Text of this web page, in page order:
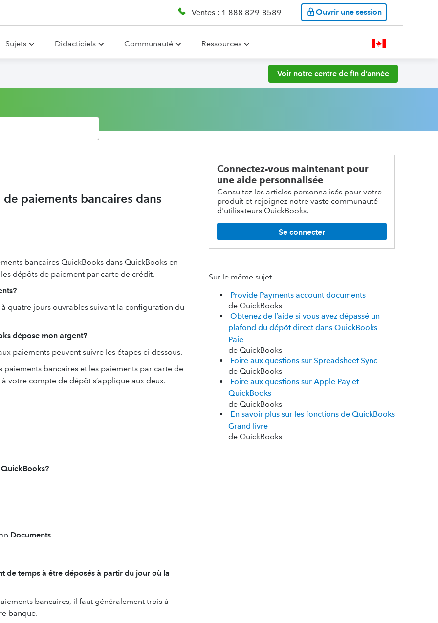
Ventes : 1 888 829-8589 Ouvrir une session
Sujets Didacticiels Communauté Ressources
Voir notre centre de fin d’année
paiements bancaires dans
bancaires QuickBooks dans QuickBooks en
dépôts de paiement par carte de crédit.
quatre jours ouvrables suivant la configuration du
dépose mon argent?
paiements peuvent suivre les étapes ci-dessous.
bancaires et les paiements par carte de
votre compte de dépôt s’applique aux deux.
Documents .
de temps à être déposés à partir du jour où la
bancaires, il faut généralement trois à
banque.
Connectez-vous maintenant pour
une aide personnalisée
Consultez les articles personnalisés pour votre
produit et rejoignez notre vaste communauté
d'utilisateurs QuickBooks.
Se connecter
Sur le même sujet
Provide Payments account documents
de QuickBooks
Obtenez de l’aide si vous avez dépassé un
plafond du dépôt direct dans QuickBooks
Paie
de QuickBooks
Foire aux questions sur Spreadsheet Sync
de QuickBooks
Foire aux questions sur Apple Pay et
QuickBooks
de QuickBooks
En savoir plus sur les fonctions de QuickBooks
Grand livre
de QuickBooks